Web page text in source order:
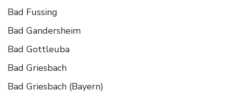
Bad Fussing
Bad Gandersheim
Bad Gottleuba
Bad Griesbach
Bad Griesbach (Bayern)